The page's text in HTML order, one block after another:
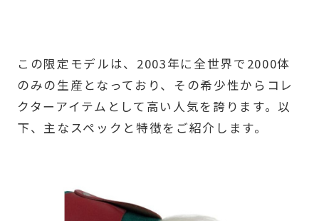
この限定モデルは、2003年に全世界で2000体
のみの生産となっており、その希少性からコレ
クターアイテムとして高い人気を誇ります。以
下、主なスペックと特徴をご紹介します。